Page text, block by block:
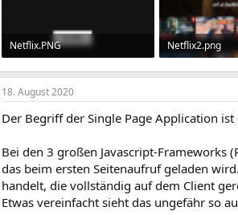
Netflix.PNG
244 KB · Aufrufe: 286
Netflix2.png
1,9 MB ·
18. August 2020
Der Begriff der Single Page Application
Bei den 3 großen Javascript-Frameworks
das beim ersten Seitenaufruf geladen
handelt, die vollständig auf dem Client
Etwas vereinfacht sieht das ungefähr so